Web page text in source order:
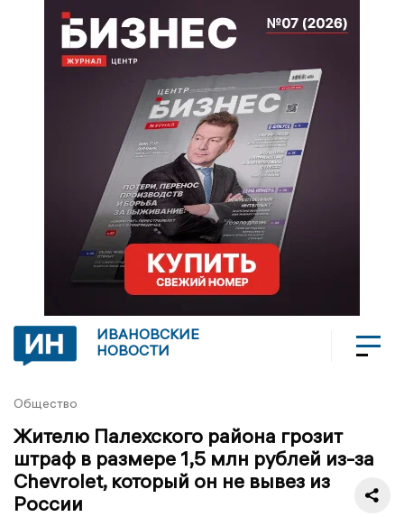
ИВАНОВСКИЕ
НОВОСТИ
Общество
Жителю Палехского района грозит
штраф в размере 1,5 млн рублей из-за
Chevrolet, который он не вывез из
России